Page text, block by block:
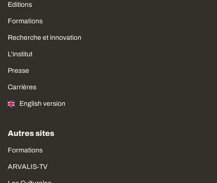
Editions
Formations
Recherche et innovation
L'institut
Presse
Carrières
English version
Autres sites
Formations
ARVALIS-TV